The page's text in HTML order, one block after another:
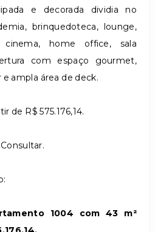
e decorada dividia no
brinquedoteca, lounge,
cinema, home office, sala
com espaço gourmet,
ampla área de deck.
de R$ 575.176,14.
1004 com 43 m²